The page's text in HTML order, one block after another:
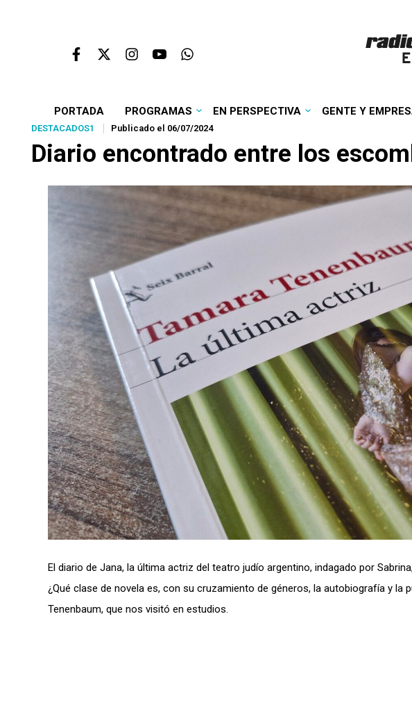
PORTADA PROGRAMAS EN PERSPECTIVA GENTE Y
DESTACADOS1 Publicado el 06/07/2024
Diario encontrado entre los
El diario de Jana, la última actriz del teatro judío argentino, indagado por
¿Qué clase de novela es, con su cruzamiento de géneros, la autobiografía y
Tenenbaum, que nos visitó en estudios.